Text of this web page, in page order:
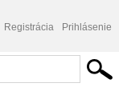
Registrácia Prihlásenie